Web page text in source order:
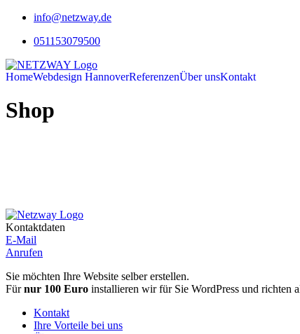
Zum
springen
info@netzway.de
051153079500
HomeWebdesign HannoverReferenzenÜber unsKontakt
Shop
Kontaktdaten
E-Mail
Anrufen
Sie möchten Ihre Website selber erstellen.
Fürnur 100 Euro installieren wir für Sie WordPress und richten
Kontakt
Ihre Vorteile bei uns